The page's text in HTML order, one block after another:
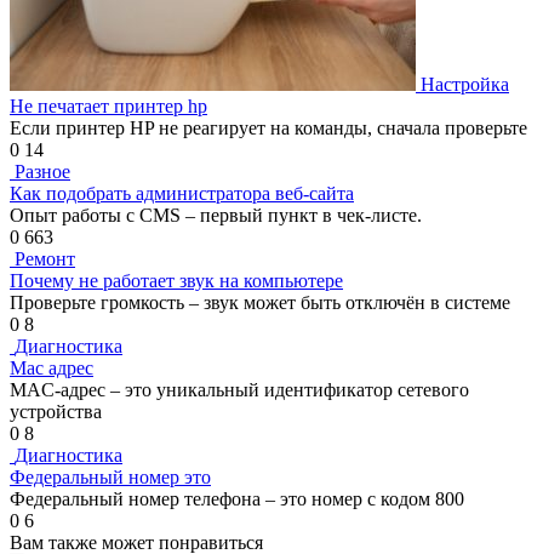
Настройка
Не печатает принтер hp
Если принтер HP не реагирует на команды, сначала проверьте
0 14
Разное
Как подобрать администратора веб-сайта
Опыт работы с CMS – первый пункт в чек-листе.
0 663
Ремонт
Почему не работает звук на компьютере
Проверьте громкость – звук может быть отключён в системе
0 8
Диагностика
Mac адрес
MAC-адрес – это уникальный идентификатор сетевого
устройства
0 8
Диагностика
Федеральный номер это
Федеральный номер телефона – это номер с кодом 800
0 6
Вам также может понравиться